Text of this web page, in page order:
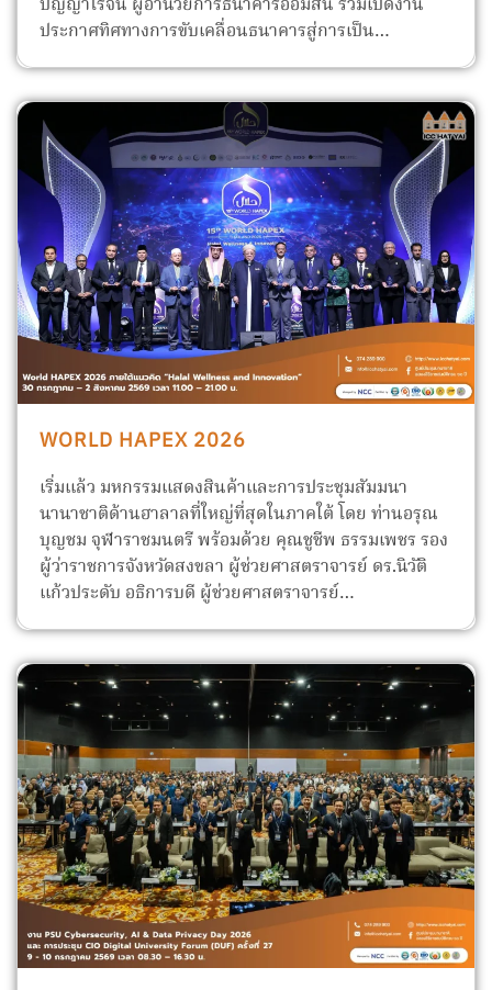
ประกาศทิศทางการขับเคลื่อนธนาคารสู่การเป็น…
WORLD HAPEX 2026
เริ่มแล้ว มหกรรมแสดงสินค้าและการประชุมสัมมนา
นานาชาติด้านฮาลาลที่ใหญ่ที่สุดในภาคใต้ โดย ท่านอรุณ
บุญชม จุฬาราชมนตรี พร้อมด้วย คุณชูชีพ ธรรมเพชร รอง
ผู้ว่าราชการจังหวัดสงขลา ผู้ช่วยศาสตราจารย์ ดร.นิวัติ
แก้วประดับ อธิการบดี ผู้ช่วยศาสตราจารย์…